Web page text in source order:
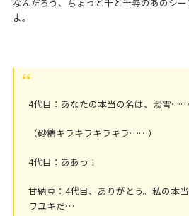
よ。
4代目：あなたの本当の名は、淡雪……
（砂糖キラキラキラキラ……）
4代目：ああっ！
甘納豆：4代目、ありがとう。私の本
ワユキだ…